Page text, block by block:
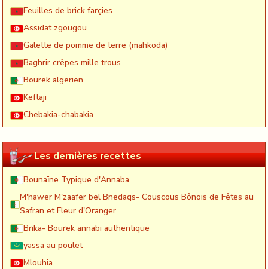
Feuilles de brick farçies
Assidat zgougou
Galette de pomme de terre (mahkoda)
Baghrir crêpes mille trous
Bourek algerien
Keftaji
Chebakia-chabakia
Les dernières recettes
Bounaïne Typique d'Annaba
M'hawer M'zaafer bel Bnedaqs- Couscous Bônois de Fêtes au
Safran et Fleur d'Oranger
Brika- Bourek annabi authentique
yassa au poulet
Mlouhia